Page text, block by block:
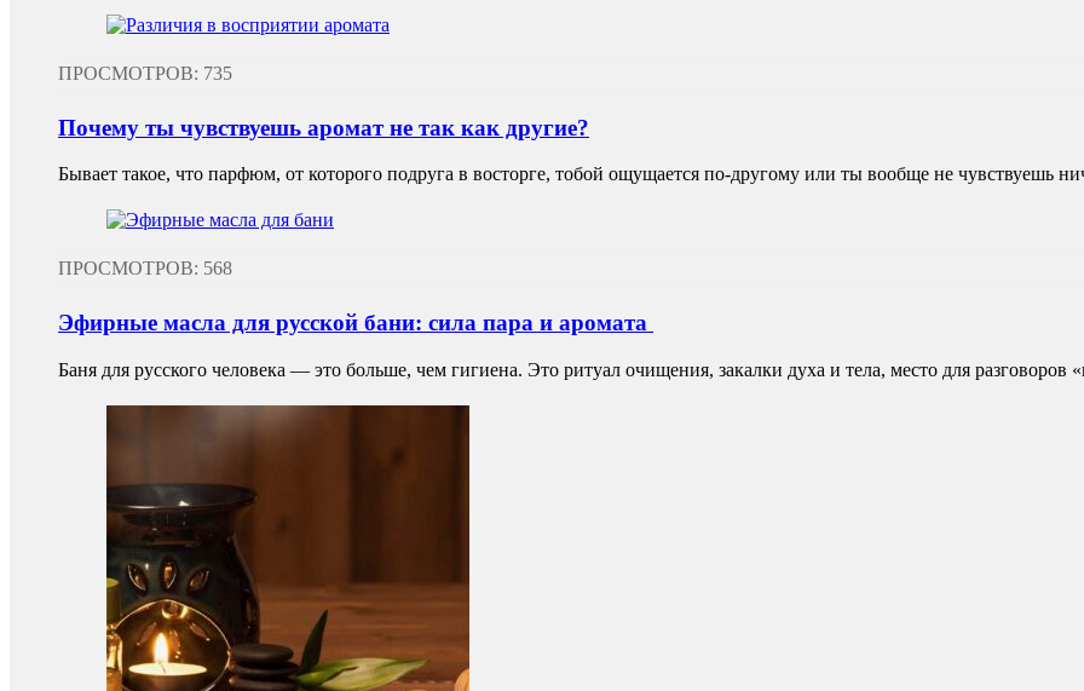
ПРОСМОТРОВ: 735
Почему ты чувствуешь аромат не так как другие?
Бывает такое, что парфюм, от которого подруга в восторге, тобой ощущается по-другому или ты вообще не чувствуешь
ПРОСМОТРОВ: 568
Эфирные масла для русской бани: сила пара и аромата
Баня для русского человека — это больше, чем гигиена. Это ритуал очищения, закалки духа и тела, место для разговоров